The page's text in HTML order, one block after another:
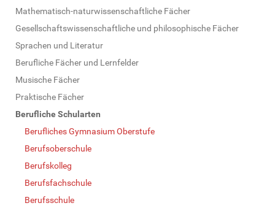
Mathematisch-naturwissenschaftliche Fächer
Gesellschaftswissenschaftliche und philosophische Fächer
Sprachen und Literatur
Berufliche Fächer und Lernfelder
Musische Fächer
Praktische Fächer
Berufliche Schularten
Berufliches Gymnasium Oberstufe
Berufsoberschule
Berufskolleg
Berufsfachschule
Berufsschule